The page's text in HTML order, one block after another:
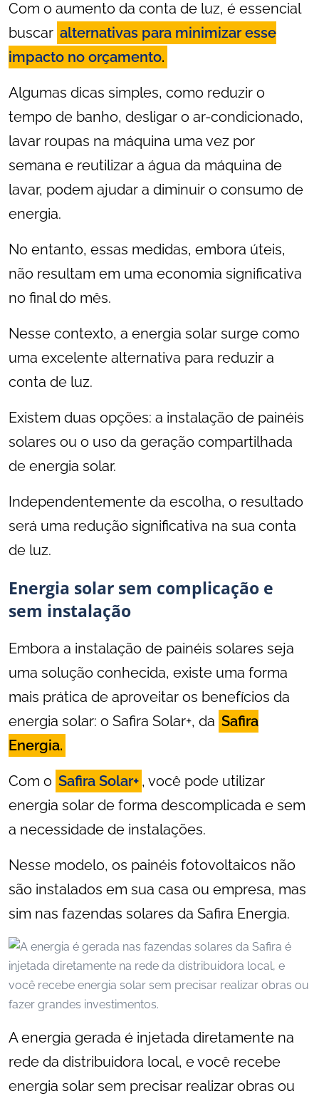
Com o aumento da conta de luz, é essencial
buscar alternativas para minimizar esse
impacto no orçamento.
Algumas dicas simples, como reduzir o
tempo de banho, desligar o ar-condicionado,
lavar roupas na máquina uma vez por
semana e reutilizar a água da máquina de
lavar, podem ajudar a diminuir o consumo de
energia.
No entanto, essas medidas, embora úteis,
não resultam em uma economia significativa
no final do mês.
Nesse contexto, a energia solar surge como
uma excelente alternativa para reduzir a
conta de luz.
Existem duas opções: a instalação de painéis
solares ou o uso da geração compartilhada
de energia solar.
Independentemente da escolha, o resultado
será uma redução significativa na sua conta
de luz.
Energia solar sem complicação e
sem instalação
Embora a instalação de painéis solares seja
uma solução conhecida, existe uma forma
mais prática de aproveitar os benefícios da
energia solar: o Safira Solar+, da Safira
Energia.
Com o Safira Solar+ , você pode utilizar
energia solar de forma descomplicada e sem
a necessidade de instalações.
Nesse modelo, os painéis fotovoltaicos não
são instalados em sua casa ou empresa, mas
sim nas fazendas solares da Safira Energia.
A energia gerada é injetada diretamente na
rede da distribuidora local, e você recebe
energia solar sem precisar realizar obras ou